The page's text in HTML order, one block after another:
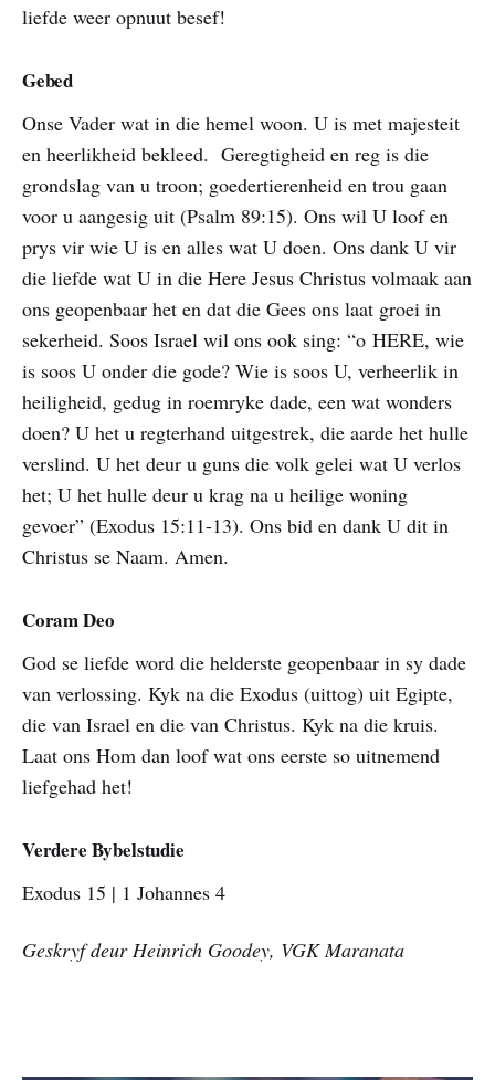
liefde weer opnuut besef!
Gebed
Onse Vader wat in die hemel woon. U is met majesteit
en heerlikheid bekleed. Geregtigheid en reg is die
grondslag van u troon; goedertierenheid en trou gaan
voor u aangesig uit (Psalm 89:15). Ons wil U loof en
prys vir wie U is en alles wat U doen. Ons dank U vir
die liefde wat U in die Here Jesus Christus volmaak aan
ons geopenbaar het en dat die Gees ons laat groei in
sekerheid. Soos Israel wil ons ook sing: “o HERE, wie
is soos U onder die gode? Wie is soos U, verheerlik in
heiligheid, gedug in roemryke dade, een wat wonders
doen? U het u regterhand uitgestrek, die aarde het hulle
verslind. U het deur u guns die volk gelei wat U verlos
het; U het hulle deur u krag na u heilige woning
gevoer” (Exodus 15:11-13). Ons bid en dank U dit in
Christus se Naam. Amen.
Coram Deo
God se liefde word die helderste geopenbaar in sy dade
van verlossing. Kyk na die Exodus (uittog) uit Egipte,
die van Israel en die van Christus. Kyk na die kruis.
Laat ons Hom dan loof wat ons eerste so uitnemend
liefgehad het!
Verdere Bybelstudie
Exodus 15 | 1 Johannes 4
Geskryf deur Heinrich Goodey, VGK Maranata